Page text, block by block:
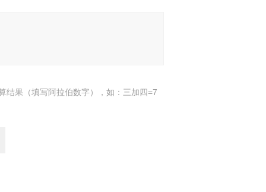
结果（填写阿拉伯数字），如：三加四=7